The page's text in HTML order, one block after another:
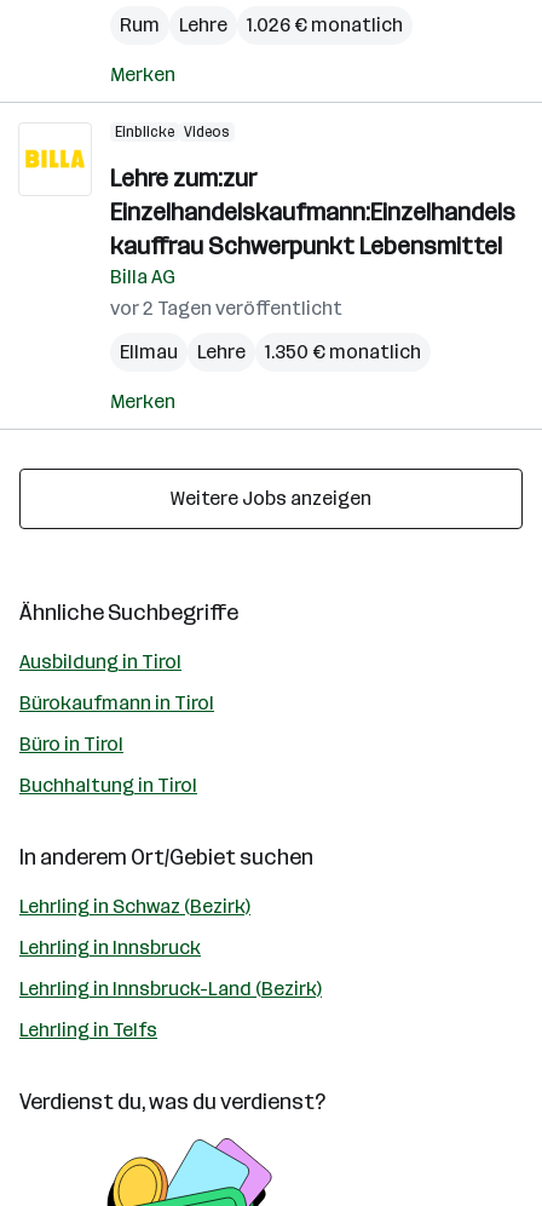
Rum
Lehre 1.026 € monatlich
Merken
Einblicke Videos
Lehre zum:zur
Einzelhandelskaufmann:Einzelhandels
kauffrau Schwerpunkt Lebensmittel
Billa AG
vor 2 Tagen veröffentlicht
Ellmau
Lehre 1.350 € monatlich
Merken
Weitere Jobs anzeigen
Ähnliche Suchbegriffe
Ausbildung in Tirol
Bürokaufmann in Tirol
Büro in Tirol
Buchhaltung in Tirol
In anderem Ort/Gebiet suchen
Lehrling in Schwaz (Bezirk)
Lehrling in Innsbruck
Lehrling in Innsbruck-Land (Bezirk)
Lehrling in Telfs
Verdienst du, was du verdienst?